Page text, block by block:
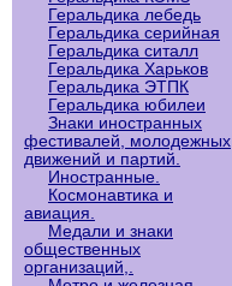
Геральдика лебедь
Геральдика серийная
Геральдика ситалл
Геральдика Харьков
Геральдика ЭТПК
Геральдика юбилеи
Знаки иностранных
фестивалей, молодежных
движений и партий.
Иностранные.
Космонавтика и
авиация.
Медали и знаки
общественных
организаций,.